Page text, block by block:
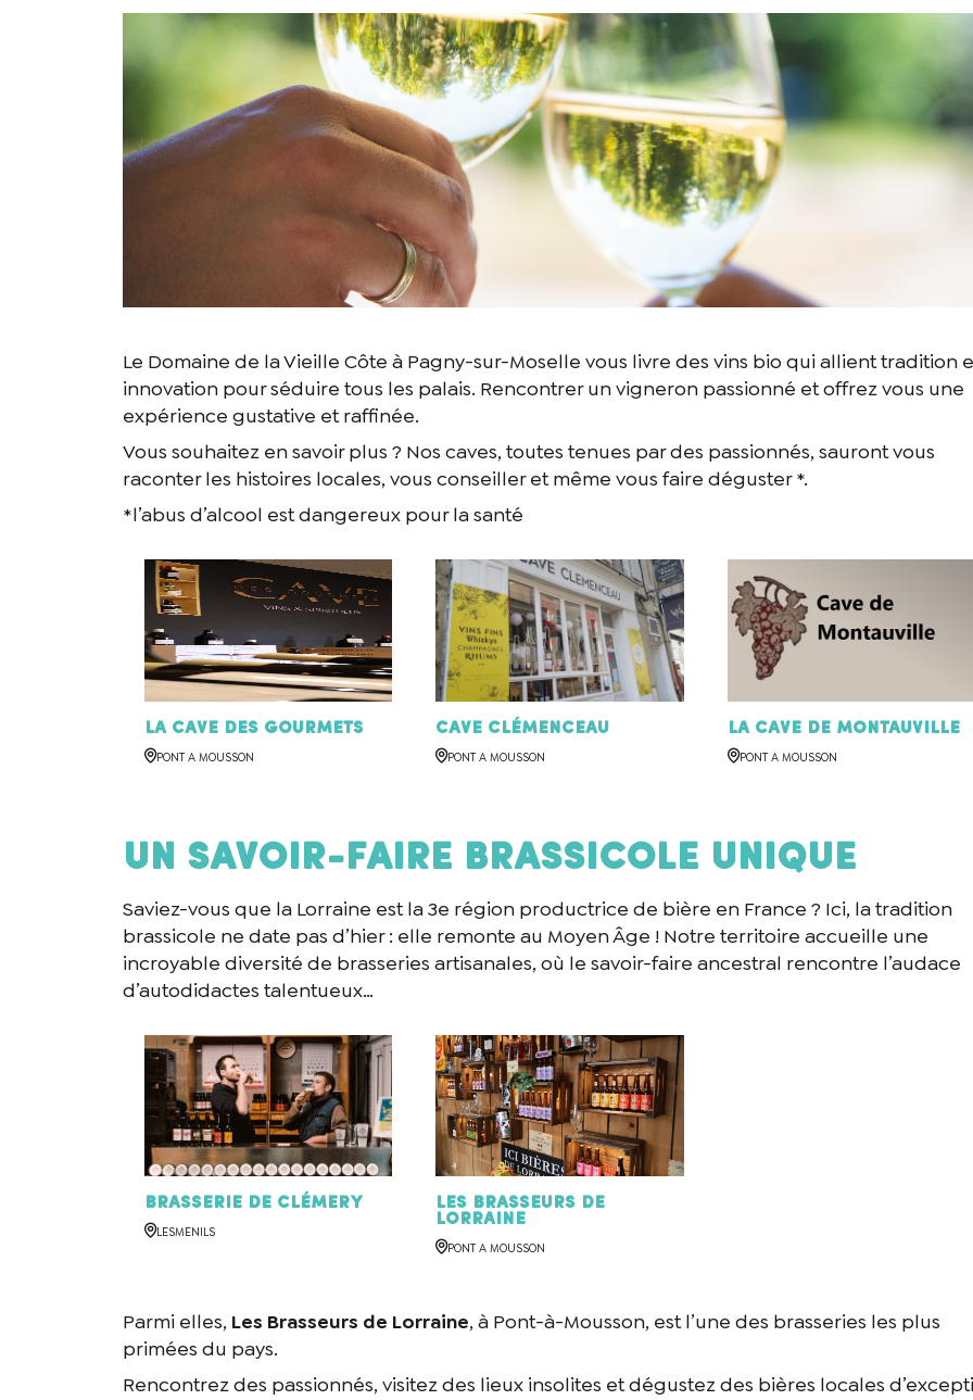
Le Domaine de la Vieille Côte à Pagny-sur-Moselle vous livre des vins bio qui allient tradition
innovation pour séduire tous les palais. Rencontrer un vigneron passionné et offrez vous une
expérience gustative et raffinée.
Vous souhaitez en savoir plus ? Nos caves, toutes tenues par des passionnés, sauront vous
raconter les histoires locales, vous conseiller et même vous faire déguster *.
*l’abus d’alcool est dangereux pour la santé
La Cave des Gourmets
PONT A MOUSSON
Cave Clémenceau
PONT A MOUSSON
La Cave de Montauville
PONT A MOUSSON
Un savoir-faire brassicole unique
Saviez-vous que la Lorraine est la 3e région productrice de bière en France ? Ici, la tradition
brassicole ne date pas d’hier : elle remonte au Moyen Âge ! Notre territoire accueille une
incroyable diversité de brasseries artisanales, où le savoir-faire ancestral rencontre l’audace
d’autodidactes talentueux…
Brasserie de Clémery
LESMENILS
Les Brasseurs de
Lorraine
PONT A MOUSSON
Parmi elles, Les Brasseurs de Lorraine, à Pont-à-Mousson, est l’une des brasseries les plus
primées du pays.
Rencontrez des passionnés, visitez des lieux insolites et dégustez des bières locales
En cochant cette case, j’accepte que les informations saisies soient utilisées pour